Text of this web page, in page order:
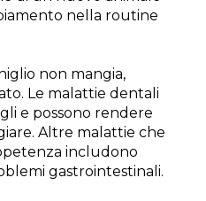
nella routine
non mangia,
Le malattie dentali
e possono rendere
Altre malattie che
includono
gastrointestinali.